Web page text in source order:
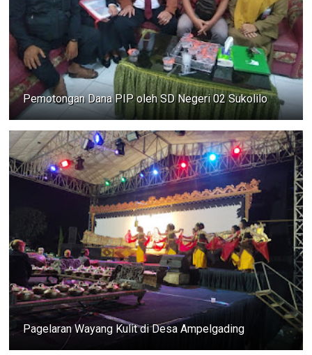
Pemotongan Dana PIP oleh SD Negeri 02 Sukolilo
Pagelaran Wayang Kulit di Desa Ampelgading